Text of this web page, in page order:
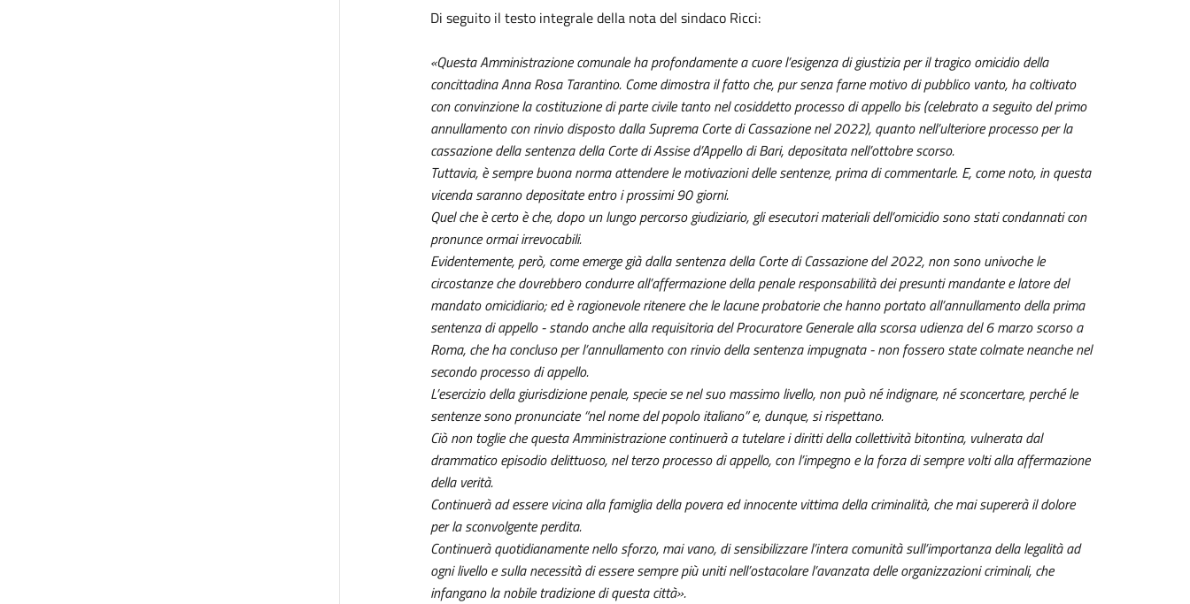
Di seguito il testo integrale della nota del sindaco Ricci:
«Questa Amministrazione comunale ha profondamente a cuore l’esigenza di giustizia per il tragico omicidio della
concittadina Anna Rosa Tarantino. Come dimostra il fatto che, pur senza farne motivo di pubblico vanto, ha coltivato
con convinzione la costituzione di parte civile tanto nel cosiddetto processo di appello bis (celebrato a seguito del primo
annullamento con rinvio disposto dalla Suprema Corte di Cassazione nel 2022), quanto nell’ulteriore processo per la
cassazione della sentenza della Corte di Assise d’Appello di Bari, depositata nell’ottobre scorso.
Tuttavia, è sempre buona norma attendere le motivazioni delle sentenze, prima di commentarle. E, come noto, in questa
vicenda saranno depositate entro i prossimi 90 giorni.
Quel che è certo è che, dopo un lungo percorso giudiziario, gli esecutori materiali dell’omicidio sono stati condannati con
pronunce ormai irrevocabili.
Evidentemente, però, come emerge già dalla sentenza della Corte di Cassazione del 2022, non sono univoche le
circostanze che dovrebbero condurre all’affermazione della penale responsabilità dei presunti mandante e latore del
mandato omicidiario; ed è ragionevole ritenere che le lacune probatorie che hanno portato all’annullamento della prima
sentenza di appello - stando anche alla requisitoria del Procuratore Generale alla scorsa udienza del 6 marzo scorso a
Roma, che ha concluso per l’annullamento con rinvio della sentenza impugnata - non fossero state colmate neanche nel
secondo processo di appello.
L’esercizio della giurisdizione penale, specie se nel suo massimo livello, non può né indignare, né sconcertare, perché le
sentenze sono pronunciate “nel nome del popolo italiano” e, dunque, si rispettano.
Ciò non toglie che questa Amministrazione continuerà a tutelare i diritti della collettività bitontina, vulnerata dal
drammatico episodio delittuoso, nel terzo processo di appello, con l’impegno e la forza di sempre volti alla affermazione
della verità.
Continuerà ad essere vicina alla famiglia della povera ed innocente vittima della criminalità, che mai supererà il dolore
per la sconvolgente perdita.
Continuerà quotidianamente nello sforzo, mai vano, di sensibilizzare l’intera comunità sull’importanza della legalità ad
ogni livello e sulla necessità di essere sempre più uniti nell’ostacolare l’avanzata delle organizzazioni criminali, che
infangano la nobile tradizione di questa città».